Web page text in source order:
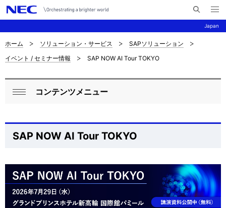
Japan
イ
メ
ニ
ュ
ナ
ビ
ゲ
ョ
サ
イ
ト
の
現
位
置
ホーム ソリューション・サービス
SAPソリューション
イベント / セミナー情報
SAP NOW AI Tour TOKYO
ロ
カ
ナ
ビ
コンテンツメニュー
SAP NOW AI Tour TOKYO